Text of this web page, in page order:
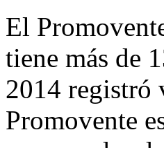
El
tiene más de
2014 registró
Promovente